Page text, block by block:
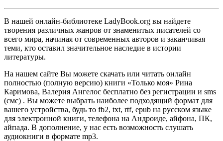
В нашей онлайн-библиотеке LadyBook.org вы найдете
творения различных жанров от знаменитых писателей со
всего мира, начиная от современных авторов и заканчивая
теми, кто оставил значительное наследие в истории
литературы.
На нашем сайте Вы можете скачать или читать онлайн
полностью (полную версию) книги «Только моя» Рина
Каримова, Валерия Ангелос бесплатно без регистрации и sms
(смс) . Вы можете выбрать наиболее подходящий формат для
вашего устройства, будь то fb2, txt, rtf, epub на русском языке
для электронной книги, телефона на Андроиде, айфона, ПК,
айпада. В дополнение, у нас есть возможность слушать
аудиокниги в формате mp3.